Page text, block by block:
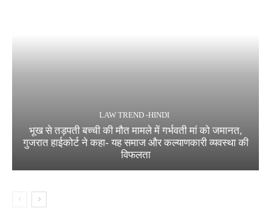
LAW TREND -HINDI
भूख से तड़पती बच्ची की मौत मामले में गर्भवती मां को जमानत,
गुजरात हाईकोर्ट ने कहा- यह समाज और कल्याणकारी व्यवस्था की
विफलता